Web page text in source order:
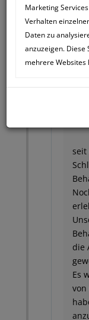
Marketing
Verhalten
Daten zu
anzuzeigen. Diese
mehrere Websites
30
seit
die
Es
von